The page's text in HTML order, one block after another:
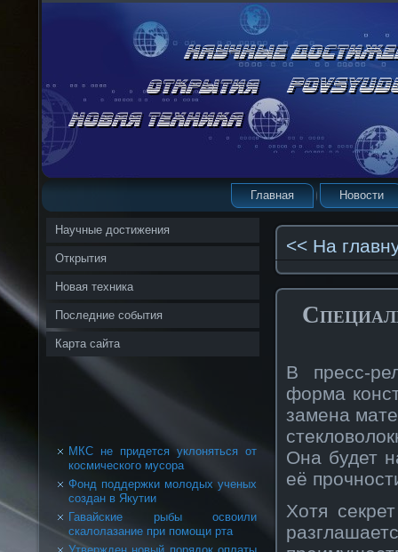
Главная Новости
Научные достижения
Открытия
Новая техника
Последние события
Карта сайта
МКС не придется уклоняться от
космического мусора
Фонд поддержки молодых ученых
создан в Якутии
Гавайские рыбы освоили
скалолазание при помощи рта
<< На
В пресс-
форма
замена
Она будет
её
Хотя